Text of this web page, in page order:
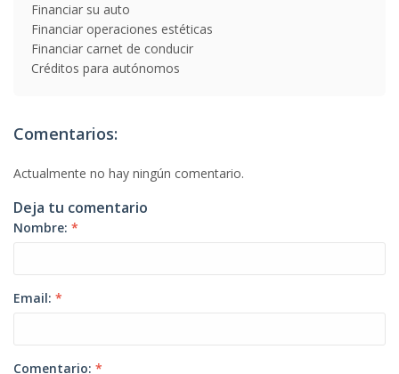
Financiar su auto
Financiar operaciones estéticas
Financiar carnet de conducir
Créditos para autónomos
Comentarios:
Actualmente no hay ningún comentario.
Deja tu comentario
Nombre: *
Email: *
Comentario: *